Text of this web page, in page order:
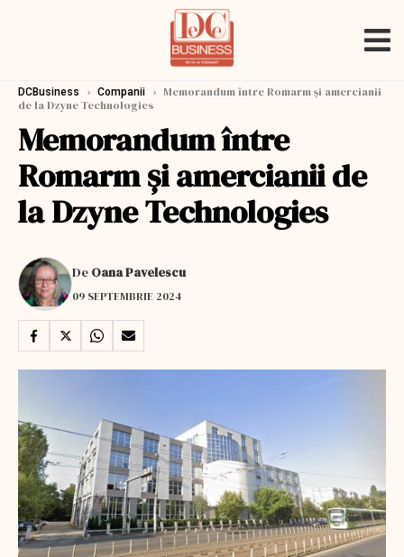
DCBusiness › Companii › Memorandum între Romarm și amercianii
de la Dzyne Technologies
Memorandum între
Romarm și amercianii de
la Dzyne Technologies
De Oana Pavelescu
09 SEPTEMBRIE 2024